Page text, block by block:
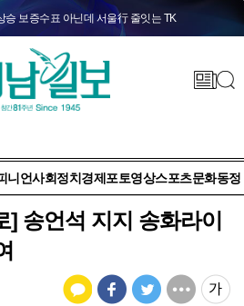
승 보증수표 아닌데 서울行 줄잇는 TK
니언사회정치 경제 포토영상스포츠문화동정
] 송언석 지지 송화라이